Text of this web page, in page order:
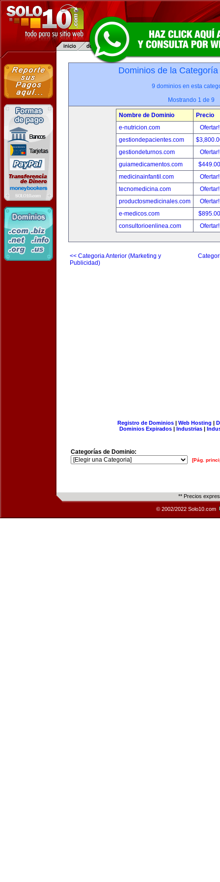
Dominios de la
9 dominios en esta
Mostrando 1 de 9
Nombre de Dominio
Precio
e-nutricion.com
gestiondepacientes.com
gestiondeturnos.com
guiamedicamentos.com
medicinainfantil.com
tecnomedicina.com
productosmedicinales.com
e-medicos.com
consultorioenlinea.com
<< Categoria Anterior (Marketing y
Publicidad)
Registro de Dominios| Web Hosting |
Dominios Expirados | Industrias |
Categorías de Dominio:
[Pág.
** Precios
© 2002/2022 Solo10.com